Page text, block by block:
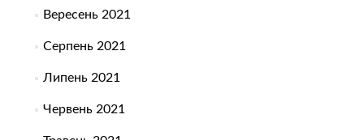
Вересень 2021
Серпень 2021
Липень 2021
Червень 2021